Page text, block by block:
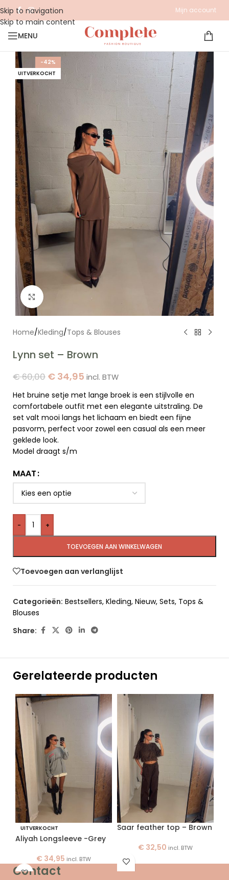
Skip to navigation
Skip to main content
Mijn account
MENU
-42%
UITVERKOCHT
Click to enlarge
Home/Kleding/Tops & Blouses
Lynn set – Brown
€60,00 € 34,95 incl. BTW
Het bruine setje met lange broek is een stijlvolle en
comfortabele outfit met een elegante uitstraling. De
set valt mooi langs het lichaam en biedt een fijne
pasvorm, perfect voor zowel een casual als een meer
geklede look.
Model draagt s/m
MAAT
- +
TOEVOEGEN AAN WINKELWAGEN
Toevoegen aan verlanglijst
Categorieën: Bestsellers, Kleding, Nieuw, Sets, Tops &
Blouses
Share:
Gerelateerde producten
UITVERKOCHT
Aliyah Longsleeve -Grey
€ 34,95 incl. BTW
Saar feather top – Brown
€ 32,50 incl. BTW
Contact